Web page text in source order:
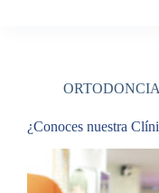
ORTODONCIA
¿Conoces nuestra